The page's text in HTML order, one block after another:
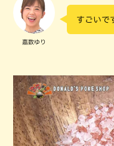
嘉数ゆり
すごいで